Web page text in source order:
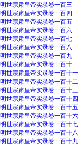
明世宗肃皇帝实录卷一百三
明世宗肃皇帝实录卷一百四
明世宗肃皇帝实录卷一百五
明世宗肃皇帝实录卷一百六
明世宗肃皇帝实录卷一百七
明世宗肃皇帝实录卷一百八
明世宗肃皇帝实录卷一百九
明世宗肃皇帝实录卷一百十
明世宗肃皇帝实录卷一百十一
明世宗肃皇帝实录卷一百十二
明世宗肃皇帝实录卷一百十三
明世宗肃皇帝实录卷一百十四
明世宗肃皇帝实录卷一百十五
明世宗肃皇帝实录卷一百十六
明世宗肃皇帝实录卷一百十七
明世宗肃皇帝实录卷一百十八
明世宗肃皇帝实录卷一百十九